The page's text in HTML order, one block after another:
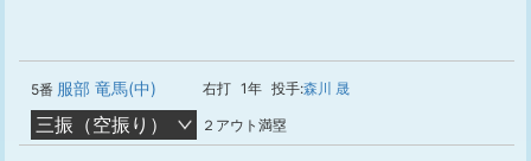
5番 服部 竜馬(中) 右打 1年 投手:森川 晟
三振（空振り） ２アウト満塁